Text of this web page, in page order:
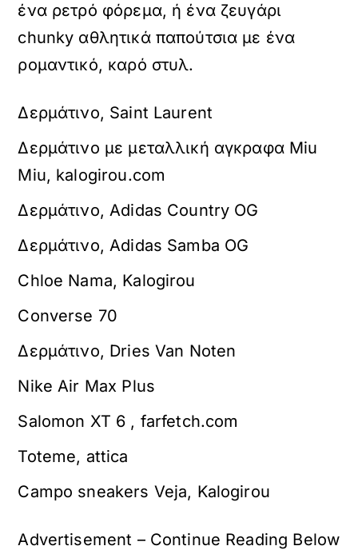
ένα ρετρό φόρεμα, ή ένα ζευγάρι
chunky αθλητικά παπούτσια με ένα
ρομαντικό, καρό στυλ.
Δερμάτινo, Saint Laurent
Δερμάτινο με μεταλλική αγκραφα Miu
Miu, kalogirou.com
Δερμάτινο, Adidas Country OG
Δερμάτινο, Adidas Samba OG
Chloe Nama, Kalogirou
Converse 70
Δερμάτινο, Dries Van Noten
Nike Air Max Plus
Salomon XT 6 , farfetch.com
Toteme, attica
Campo sneakers Veja, Kalogirou
Advertisement – Continue Reading Below